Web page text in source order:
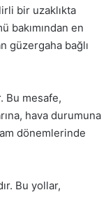
bir uzaklıkta
bakımından en
güzergaha bağlı
Bu mesafe,
hava durumuna
dönemlerinde
Bu yollar,